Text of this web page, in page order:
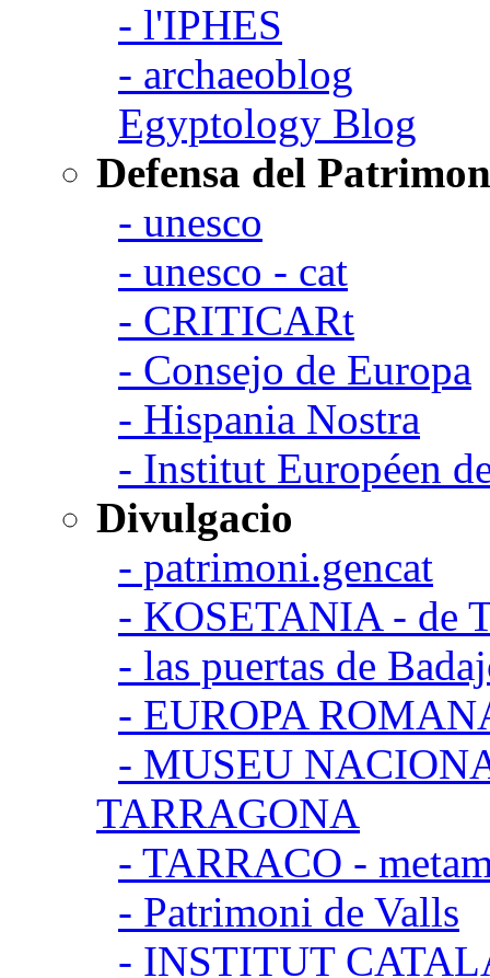
- l'IPHES
- archaeoblog
Egyptology Blog
Defensa del
- unesco
- unesco - cat
- CRITICARt
- Consejo de Europa
- Hispania Nostra
- Institut Européen
Divulgacio
- patrimoni.gencat
- KOSETANIA - de
- las puertas de
- EUROPA
- MUSEU
TARRAGONA
- TARRACO -
- Patrimoni de Valls
- INSTITUT